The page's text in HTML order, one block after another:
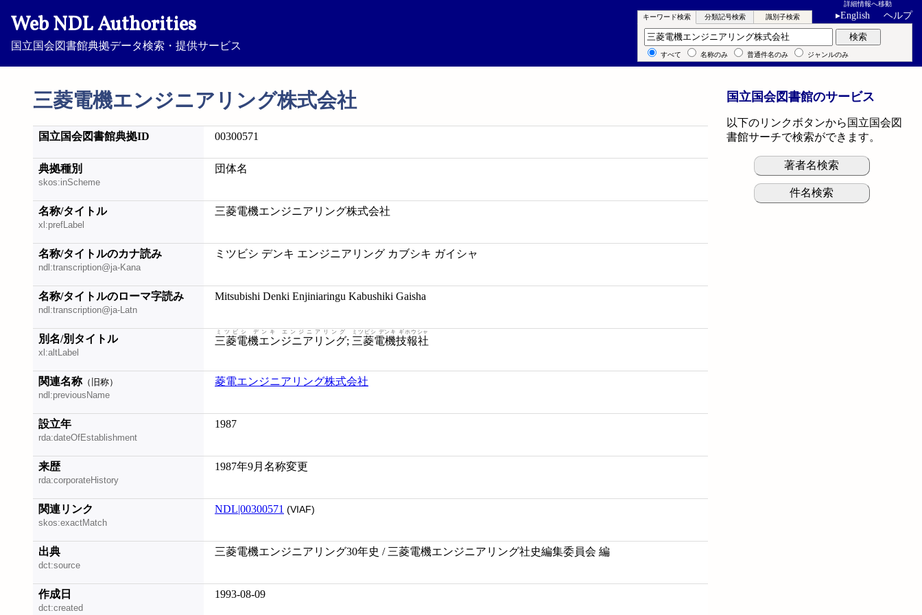
Web NDL Authorities
国立国会図書館典拠データ検索・提供サービス
詳細情報へ移動
▸English ヘルプ
三菱電機エンジニアリング株式会社
キーワード検索 分類記号検索 識別子検索
キーワード検索 検索
すべて 名称のみ 普通件名のみ ジャンルのみ
国立国会図書館典拠ID 00300571
典拠種別
skos:inScheme
団体名
名称/タイトル
xl:prefLabel
三菱電機エンジニアリング株式会社
名称/タイトルのカナ読み
ndl:transcription@ja-Kana
ミツビシ デンキ エンジニアリング カブシキ ガイシャ
名称/タイトルのローマ字読み
ndl:transcription@ja-Latn
Mitsubishi Denki Enjiniaringu Kabushiki Gaisha
別名/別タイトル
xl:altLabel
三菱電機エンジニアリング
ミツビシ デンキ エンジニアリング
; 三菱電機技報社
ミツビシ デンキ ギホウシャ
関連名称（旧称）
ndl:previousName
菱電エンジニアリング株式会社
設立年
rda:dateOfEstablishment
1987
来歴
rda:corporateHistory
1987年9月名称変更
関連リンク
skos:exactMatch
NDL|00300571 (VIAF)
出典
dct:source
三菱電機エンジニアリング30年史 / 三菱電機エンジニアリング社史編集委員会 編
作成日
dct:created
1993-08-09
国立国会図書館のサービス
以下のリンクボタンから国立国会図
書館サーチで検索ができます。
著者名検索
件名検索